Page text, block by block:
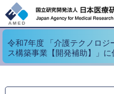
令和7年度 「介護テクノロジ
ス構築事業【開発補助】」